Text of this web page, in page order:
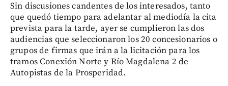
Sin discusiones candentes de los interesados, tanto
que quedó tiempo para adelantar al mediodía la cita
prevista para la tarde, ayer se cumplieron las dos
audiencias que seleccionaron los 20 concesionarios o
grupos de firmas que irán a la licitación para los
tramos Conexión Norte y Río Magdalena 2 de
Autopistas de la Prosperidad.